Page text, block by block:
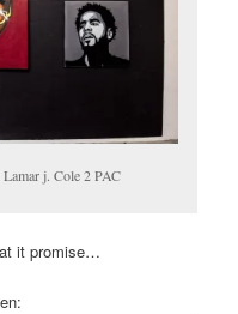
j. Cole 2 PAC
it promise…